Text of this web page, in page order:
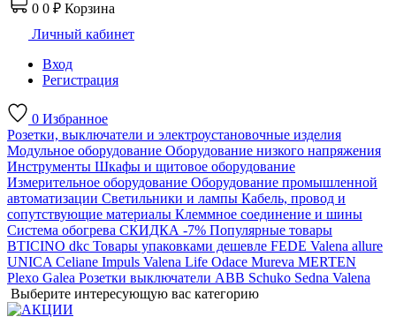
0 0 ₽ Корзина
Личный кабинет
Вход
Регистрация
0 Избранное
Розетки, выключатели и электроустановочные изделия
Модульное оборудование Оборудование низкого напряжения
Инструменты Шкафы и щитовое оборудование
Измерительное оборудование Оборудование промышленной
автоматизации Светильники и лампы Кабель, провод и
сопутствующие материалы Клеммное соединение и шины
Система обогрева СКИДКА -7% Популярные товары
BTICINO dkc Товары упаковками дешевле FEDE Valena allure
UNICA Celiane Impuls Valena Life Odace Mureva MERTEN
Plexo Galea Розетки выключатели ABB Schuko Sedna Valena
Выберите интересующую вас категорию